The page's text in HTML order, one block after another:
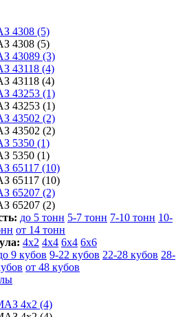
4308 (5)
4308 (5)
43089 (3)
43118 (4)
43118 (4)
43253 (1)
43253 (1)
43502 (2)
43502 (2)
5350 (1)
5350 (1)
65117 (10)
65117 (10)
65207 (2)
65207 (2)
до 5 тонн 5-7 тонн 7-10 тонн 10-
от 14 тонн
4x2 4x4 6x4 6x6
9 кубов 9-22 кубов 22-28 кубов 28-
от 48 кубов
4х2 (4)